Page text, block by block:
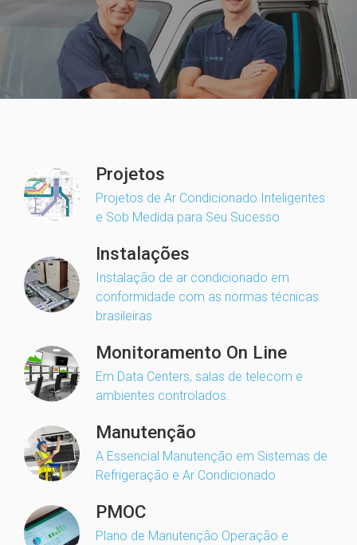
Projetos
Projetos de Ar Condicionado Inteligentes
e Sob Medida para Seu Sucesso
Instalações
Instalação de ar condicionado em
conformidade com as normas técnicas
brasileiras.
Monitoramento On Line
Em Data Centers, salas de telecom e
ambientes controlados.
Manutenção
A Essencial Manutenção em Sistemas de
Refrigeração e Ar Condicionado
PMOC
Plano de Manutenção Operação e